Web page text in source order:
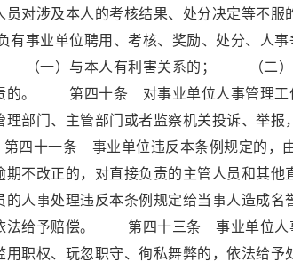
对涉及本人的考核结果、处分决定等不服
业单位聘用、考核、奖励、处分、人事
（一）与本人有利害关系的； （二
的。 第四十条 对事业单位人事管理工
理部门、主管部门或者监察机关投诉、
一条 事业单位违反本条例规定的，由
期不改正的，对直接负责的主管人员和
人事处理违反本条例规定给当事人造成名
法给予赔偿。 第四十三条 事业单位人
用职权、玩忽职守、徇私舞弊的，依法给